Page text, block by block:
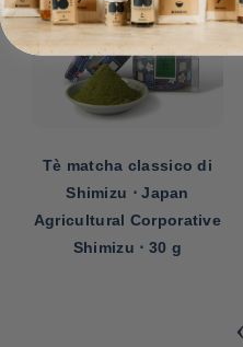
Tè matcha classico di
Shimizu ⋅ Japan
Agricultural Corporative
Shimizu ⋅ 30 g
‹